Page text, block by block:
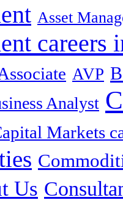
Asset
careers
AVP
Analyst
Markets
Us